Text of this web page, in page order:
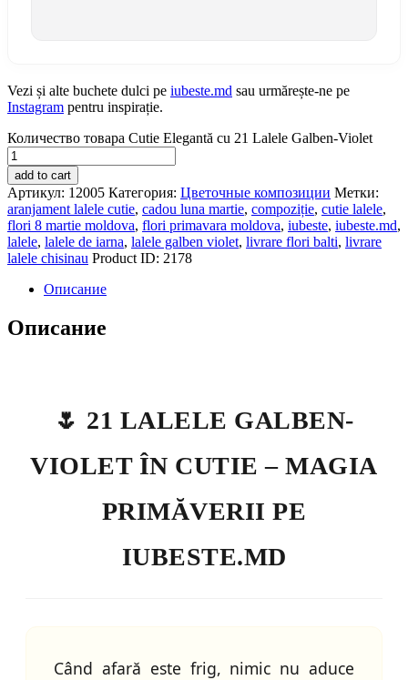
Vezi și alte buchete dulci pe iubeste.md sau urmărește-ne pe
Instagram pentru inspirație.
Количество товара Cutie Elegantă cu 21 Lalele Galben-Violet
add to cart
Артикул: 12005 Категория: Цветочные композиции Метки:
aranjament lalele cutie, cadou luna martie, compoziție, cutie lalele,
flori 8 martie moldova, flori primavara moldova, iubeste, iubeste.md,
lalele, lalele de iarna, lalele galben violet, livrare flori balti, livrare
lalele chisinau Product ID: 2178
Описание
Описание
🌷 21 LALELE GALBEN-
VIOLET ÎN CUTIE – MAGIA
PRIMĂVERII PE
IUBESTE.MD
Când afară este frig, nimic nu aduce